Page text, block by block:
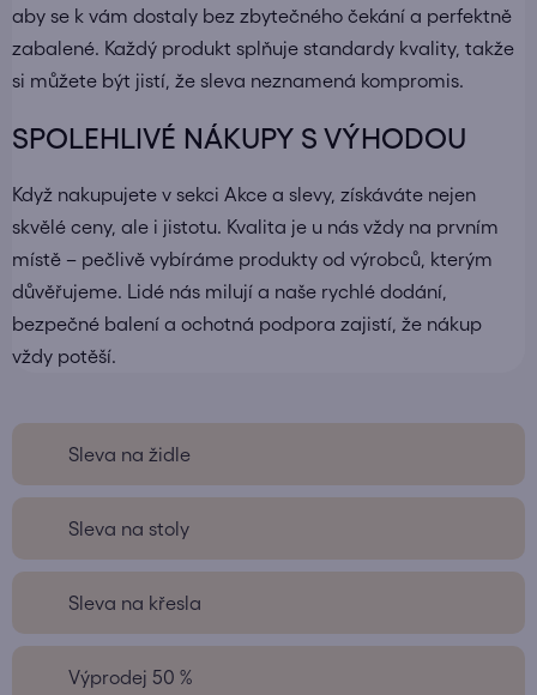
aby se k vám dostaly bez zbytečného čekání a perfektně
zabalené. Každý produkt splňuje standardy kvality, takže
si můžete být jistí, že sleva neznamená kompromis.
SPOLEHLIVÉ NÁKUPY S VÝHODOU
Když nakupujete v sekci Akce a slevy, získáváte nejen
skvělé ceny, ale i jistotu. Kvalita je u nás vždy na prvním
místě – pečlivě vybíráme produkty od výrobců, kterým
důvěřujeme. Lidé nás milují a naše rychlé dodání,
bezpečné balení a ochotná podpora zajistí, že nákup
vždy potěší.
Sleva na židle
Sleva na stoly
Sleva na křesla
Výprodej 50 %